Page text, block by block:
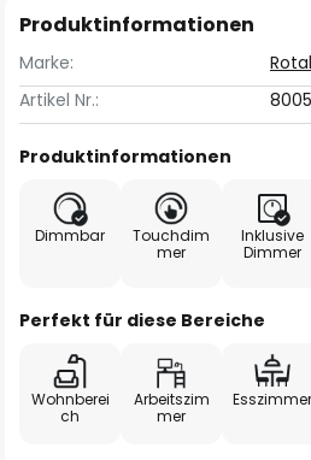
Produktinformationen
Marke:
Artikel Nr.:
Produktinformationen
Dimmbar
Touchdim
mer
Inklusive
Dimmer
Perfekt für diese Bereiche
Wohnberei
ch
Arbeitszim
mer
Esszimmer